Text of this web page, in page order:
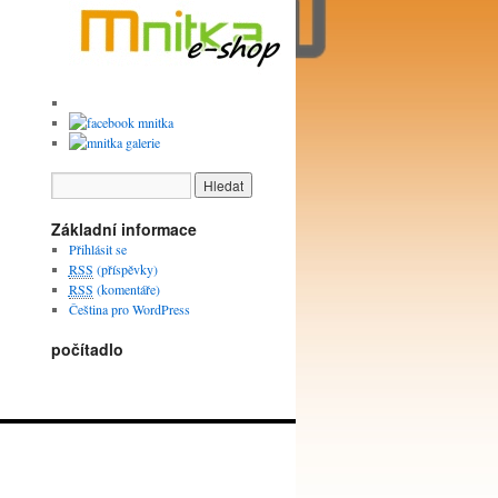
Základní informace
Přihlásit se
RSS (příspěvky)
RSS (komentáře)
Čeština pro WordPress
počítadlo